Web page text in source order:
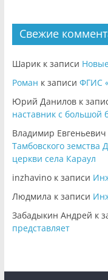
Свежие
Шарикк записи
Роман к записи ФГИС
Юрий Даниловк
наставник с
Владимир
Тамбовского
церкви села Караул
inzhavinoк записи
Людмила к записи
Забадыкин Андрей к
представляет